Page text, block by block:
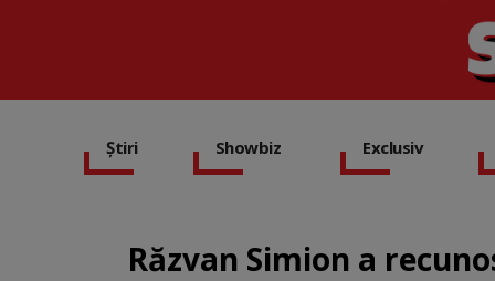
Știri Showbiz Exclusiv
Răzvan Simion a